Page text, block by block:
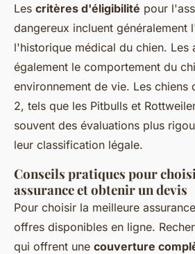
Les critères d'éligibilité pour
dangereux incluent généralement
l'historique médical du chien. Les
également le comportement du
environnement de vie. Les chiens
2, tels que les Pitbulls et
souvent des évaluations plus
leur classification légale.
Conseils pratiques pour
assurance et obtenir un devis
Pour choisir la meilleure
offres disponibles en ligne.
qui offrent une couverture